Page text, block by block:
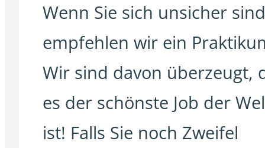
Wenn Sie sich unsicher
empfehlen wir ein
Wir sind davon überzeugt,
es der schönste Job der
ist! Falls Sie noch Zweifel